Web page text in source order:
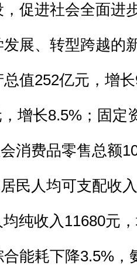
，促进社会全面进
展、转型跨越的
值252亿元，增
增长8.5%；固定
消费品零售总额
民人均可支配收
纯收入11680元
能耗下降3.5%，